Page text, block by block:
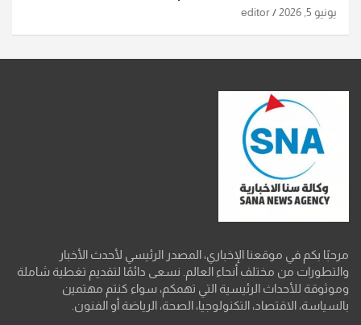
يونيو 5, 2026 editor
مرحبًا بكم في موقعنا الإخباري، المصدر الرئيسي لأحدث الأخبار
والتطورات من مختلف أنحاء العالم. نسعى دائمًا لتقديم تغطية شاملة
وموثوقة للأحداث الرئيسية التي تهمكم، سواء كنتم مهتمين
بالسياسة، الاقتصاد، التكنولوجيا، الصحة، الرياضة أو الفنون.